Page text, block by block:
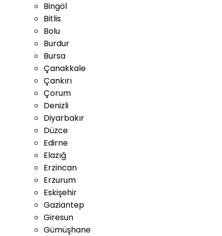
Bingöl
Bitlis
Bolu
Burdur
Bursa
Çanakkale
Çankırı
Çorum
Denizli
Diyarbakır
Düzce
Edirne
Elazığ
Erzincan
Erzurum
Eskişehir
Gaziantep
Giresun
Gümüşhane